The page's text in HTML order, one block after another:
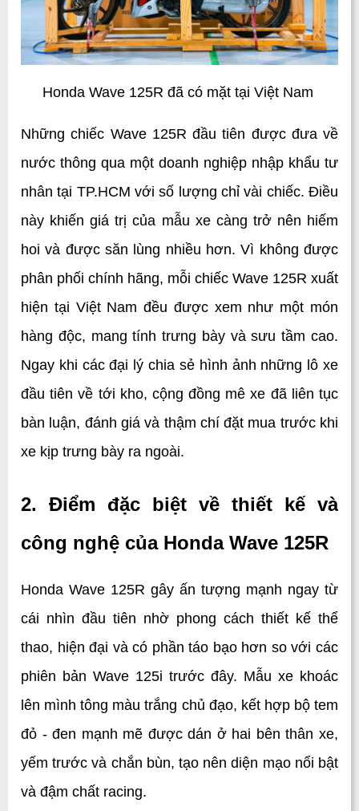
Honda Wave 125R đã có mặt tại Việt Nam
Những chiếc Wave 125R đầu tiên được đưa về
nước thông qua một doanh nghiệp nhập khẩu tư
nhân tại TP.HCM với số lượng chỉ vài chiếc. Điều
này khiến giá trị của mẫu xe càng trở nên hiếm
hoi và được săn lùng nhiều hơn. Vì không được
phân phối chính hãng, mỗi chiếc Wave 125R xuất
hiện tại Việt Nam đều được xem như một món
hàng độc, mang tính trưng bày và sưu tầm cao.
Ngay khi các đại lý chia sẻ hình ảnh những lô xe
đầu tiên về tới kho, cộng đồng mê xe đã liên tục
bàn luận, đánh giá và thậm chí đặt mua trước khi
xe kịp trưng bày ra ngoài.
2. Điểm đặc biệt về thiết kế và
công nghệ của Honda Wave 125R
Honda Wave 125R gây ấn tượng mạnh ngay từ
cái nhìn đầu tiên nhờ phong cách thiết kế thể
thao, hiện đại và có phần táo bạo hơn so với các
phiên bản Wave 125i trước đây. Mẫu xe khoác
lên mình tông màu trắng chủ đạo, kết hợp bộ tem
đỏ - đen mạnh mẽ được dán ở hai bên thân xe,
yếm trước và chắn bùn, tạo nên diện mạo nổi bật
và đậm chất racing.